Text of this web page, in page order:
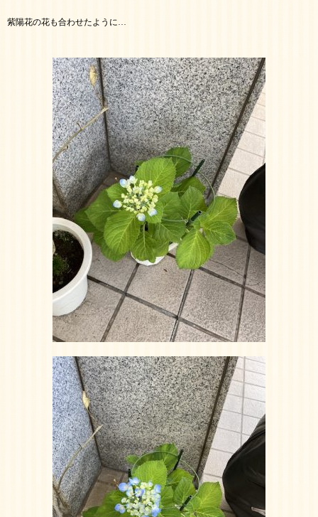
紫陽花の花も合わせたように…